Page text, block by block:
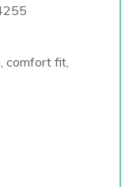
comfort fit,